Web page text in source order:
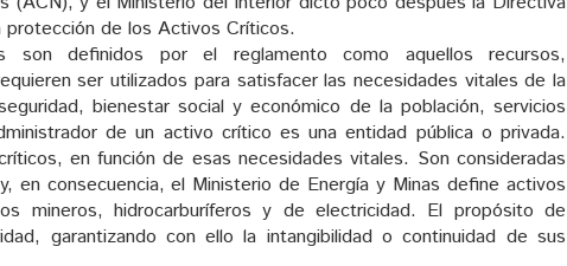
protección de los Activos Críticos.
son definidos por el reglamento como aquellos recursos,
ser utilizados para satisfacer las necesidades vitales de la
bienestar social y económico de la población, servicios
de un activo crítico es una entidad pública o privada.
en función de esas necesidades vitales. Son consideradas
en consecuencia, el Ministerio de Energía y Minas define activos
mineros, hidrocarburíferos y de electricidad. El propósito de
garantizando con ello la intangibilidad o continuidad de sus